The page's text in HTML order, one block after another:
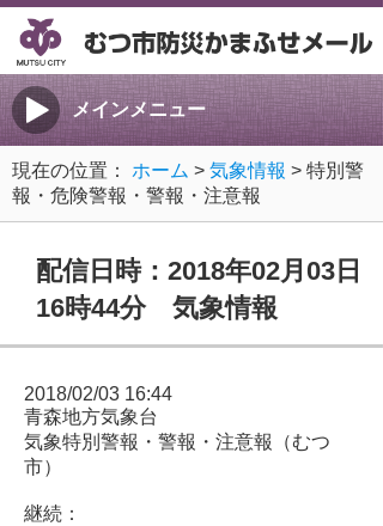
メインメニュー
現在の位置： ホーム > 気象情報 > 特別警
報・危険警報・警報・注意報
配信日時：2018年02月03日
16時44分 気象情報
2018/02/03 16:44
青森地方気象台
気象特別警報・警報・注意報（むつ
市）
継続：